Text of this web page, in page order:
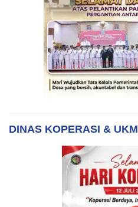
DINAS KOPERASI & UKM